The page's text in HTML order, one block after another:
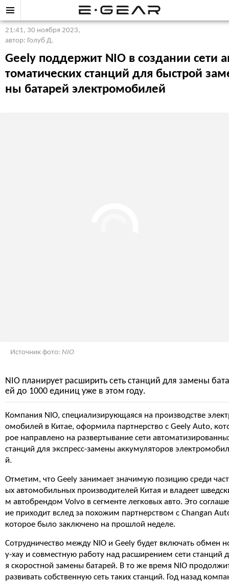
21:41, 30 ноября 2023,
автор: Голуб Д.
Geely поддержит NIO в создании сети
томатических станций для быстрой
ны батарей электромобилей
Источник фото: NIO
NIO планирует расширить сеть станций для замены
ей до 1000 единиц уже в этом году.
Компания NIO, специализирующаяся на производстве
омобилей в Китае, оформила партнерство с Geely Auto,
рое направлено на развертывание сети
станций для экспресс-замены аккумуляторов
й.
Отметим, что Geely занимает значимую позицию среди
ых автомобильных производителей Китая и владеет
м автобрендом Volvo в сегменте легковых авто. Это
ие приходит вслед за похожим партнерством с Changan
которое было заключено на прошлой неделе.
Сотрудничество между NIO и Geely будет включать обмен
у-хау и совместную работу над расширением сети станций
я скоростной замены батарей. В то же время NIO
развивать собственную сеть таких станций. Год назад